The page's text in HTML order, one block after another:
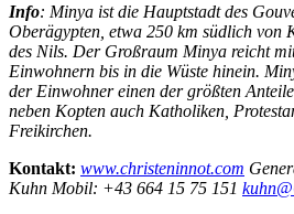
Info: Minya ist die Hauptstadt des
Oberägypten, etwa 250 km südlich von
des Nils. Der Großraum Minya reicht
Einwohnern bis in die Wüste hinein.
der Einwohner einen der größten
neben Kopten auch Katholiken,
Freikirchen.
Kontakt: www.christeninnot.com
Kuhn Mobil: +43 664 15 75 151